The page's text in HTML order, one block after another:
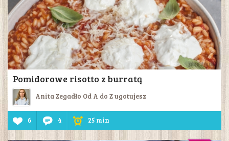
Pomidorowe risotto z burratą
Anita Zegadło Od A do Z ugotujesz
6 4 25 min